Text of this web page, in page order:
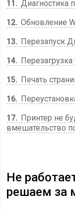
11
Диагностика
12 Обновление
13
Перезапуск
14
Перезагрузка
15
Печать
16
17
Принтер не
вмешательство
Не
решаем за